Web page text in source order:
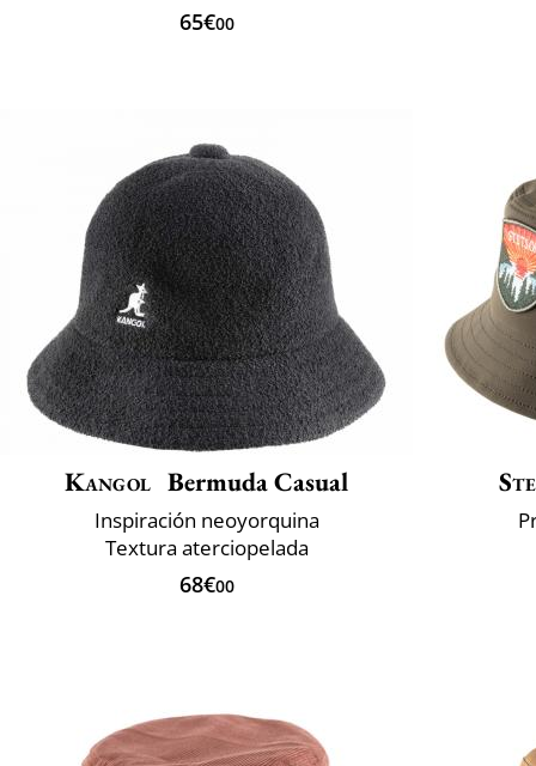
65€00
Kangol Bermuda Casual
Inspiración neoyorquina
Textura aterciopelada
68€00